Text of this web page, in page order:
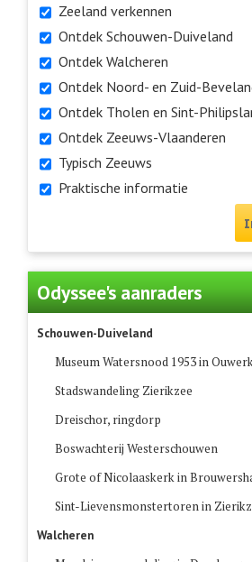
Zeeland verkennen
Ontdek Schouwen-Duiveland
Ontdek Walcheren
Ontdek Noord- en Zuid-
Ontdek Tholen en Sint-
Ontdek Zeeuws-Vlaanderen
Typisch Zeeuws
Praktische informatie
Odyssee's aanraders
Schouwen-Duiveland
Museum Watersnood 1953 in
Stadswandeling Zierikzee
Dreischor, ringdorp
Boswachterij Westerschouwen
Grote of Nicolaaskerk in
Sint-Lievensmonstertoren in
Walcheren